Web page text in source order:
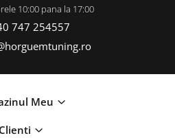
10:00 pana la 17:00
747 254557
Meu
Clienti